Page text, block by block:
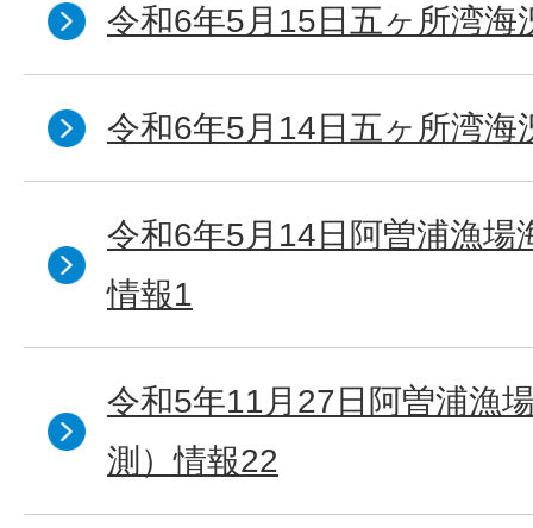
令和6年5月15日五ヶ所湾海
令和6年5月14日五ヶ所湾海
令和6年5月14日阿曽浦漁場
情報1
令和5年11月27日阿曽浦漁
測）情報22